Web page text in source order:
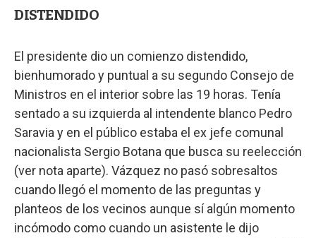
DISTENDIDO
El presidente dio un comienzo distendido,
bienhumorado y puntual a su segundo Consejo de
Ministros en el interior sobre las 19 horas. Tenía
sentado a su izquierda al intendente blanco Pedro
Saravia y en el público estaba el ex jefe comunal
nacionalista Sergio Botana que busca su reelección
(ver nota aparte). Vázquez no pasó sobresaltos
cuando llegó el momento de las preguntas y
planteos de los vecinos aunque sí algún momento
incómodo como cuando un asistente le dijo